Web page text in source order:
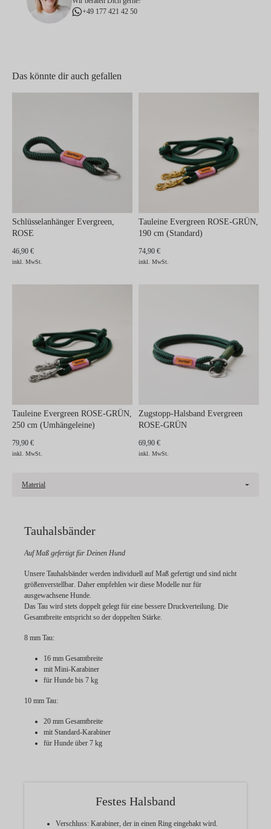
+49 177 421 42 50
Das könnte dir auch gefallen
Schlüsselanhänger Evergreen,
ROSE
46,90 €
inkl. MwSt.
Tauleine Evergreen ROSE-GRÜN,
190 cm (Standard)
74,90 €
inkl. MwSt.
Tauleine Evergreen ROSE-GRÜN,
250 cm (Umhängeleine)
79,90 €
inkl. MwSt.
Zugstopp-Halsband Evergreen
ROSE-GRÜN
69,90 €
inkl. MwSt.
Material
Tauhalsbänder
Auf Maß gefertigt für Deinen Hund
Unsere Tauhalsbänder werden individuell auf Maß gefertigt und sind nicht
größenverstellbar. Daher empfehlen wir diese Modelle nur für
ausgewachsene Hunde.
Das Tau wird stets doppelt gelegt für eine bessere Druckverteilung. Die
Gesamtbreite entspricht so der doppelten Stärke.
8 mm Tau:
16 mm Gesamtbreite
mit Mini-Karabiner
für Hunde bis 7 kg
10 mm Tau:
20 mm Gesamtbreite
mit Standard-Karabiner
für Hunde über 7 kg
Festes Halsband
Verschluss: Karabiner, der in einen Ring eingehakt wird.